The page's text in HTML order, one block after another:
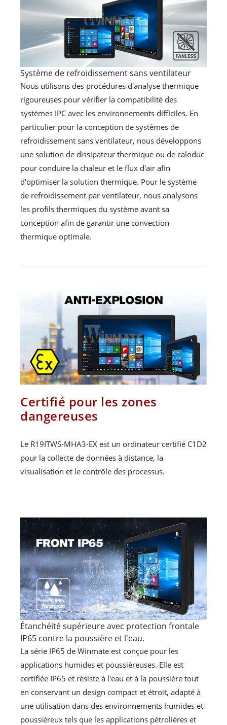
Système de refroidissement sans ventilateur
Nous utilisons des procédures d'analyse thermique
rigoureuses pour vérifier la compatibilité des
systèmes IPC avec les environnements difficiles. En
particulier pour la conception de systèmes de
refroidissement sans ventilateur, nous développons
une solution de dissipateur thermique ou de caloduc
pour conduire la chaleur et le flux d'air afin
d'optimiser la solution thermique. Pour le système
de refroidissement par ventilateur, nous analysons
les profils thermiques du système avant sa
conception afin de garantir une convection
thermique optimale.
Certifié pour les zones
dangereuses
Le R19ITWS-MHA3-EX est un ordinateur certifié C1D2
pour la collecte de données à distance, la
visualisation et le contrôle des processus.
Étanchéité supérieure avec protection frontale
IP65 contre la poussière et l'eau.
La série IP65 de Winmate est conçue pour les
applications humides et poussiéreuses. Elle est
certifiée IP65 et résiste à l'eau et à la poussière tout
en conservant un design compact et étroit, adapté à
une utilisation dans des environnements humides et
poussiéreux tels que les applications pétrolières et